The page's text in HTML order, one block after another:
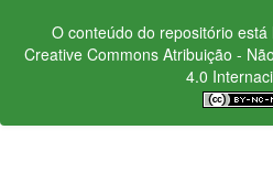
O conteúdo do repositório
Creative CommonsAtribuição -
4.0